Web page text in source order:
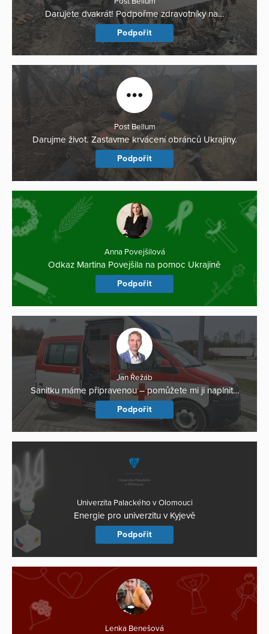
Darujete dvakrát! Podpořme zdravotníky na…
Podpořit
Post Bellum
Darujme život. Zastavme krvácení obránců Ukrajiny.
Podpořit
Anna Povejšilová
Odkaz Martina Povejšila na pomoc Ukrajině
Podpořit
Jan Řežáb
Sanitku máme připravenou – pomůžete mi ji naplnit…
Podpořit
Univerzita Palackého v Olomouci
Energie pro univerzitu v Kyjevě
Podpořit
Lenka Benešová